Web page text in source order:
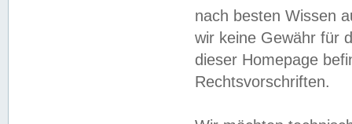
nach besten Wissen
wir keine Gewähr für
dieser Homepage
Rechtsvorschriften.